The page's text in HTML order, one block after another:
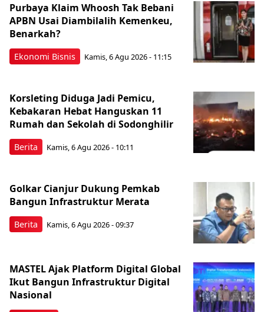
Ekonomi Bisnis
Purbaya Klaim Whoosh Tak Bebani
APBN Usai Diambilalih Kemenkeu,
Benarkah?
Kamis, 6 Agu 2026 - 11:15
Berita
Korsleting Diduga Jadi Pemicu,
Kebakaran Hebat Hanguskan 11
Rumah dan Sekolah di Sodonghilir
Kamis, 6 Agu 2026 - 10:11
Berita
Golkar Cianjur Dukung Pemkab
Bangun Infrastruktur Merata
Kamis, 6 Agu 2026 - 09:37
MASTEL Ajak Platform Digital Global
Ikut Bangun Infrastruktur Digital
Nasional